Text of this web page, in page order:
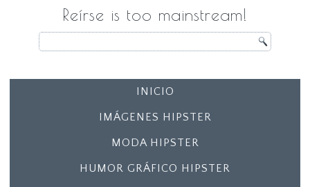
Reírse is too mainstream!
INICIO
IMÁGENES HIPSTER
MODA HIPSTER
HUMOR GRÁFICO HIPSTER